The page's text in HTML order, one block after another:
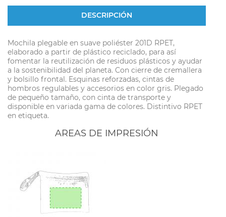
DESCRIPCIÓN
Mochila plegable en suave poliéster 201D RPET,
elaborado a partir de plástico reciclado, para así
fomentar la reutilización de residuos plásticos y ayudar
a la sostenibilidad del planeta. Con cierre de cremallera
y bolsillo frontal. Esquinas reforzadas, cintas de
hombros regulables y accesorios en color gris. Plegado
de pequeño tamaño, con cinta de transporte y
disponible en variada gama de colores. Distintivo RPET
en etiqueta.
AREAS DE IMPRESIÓN